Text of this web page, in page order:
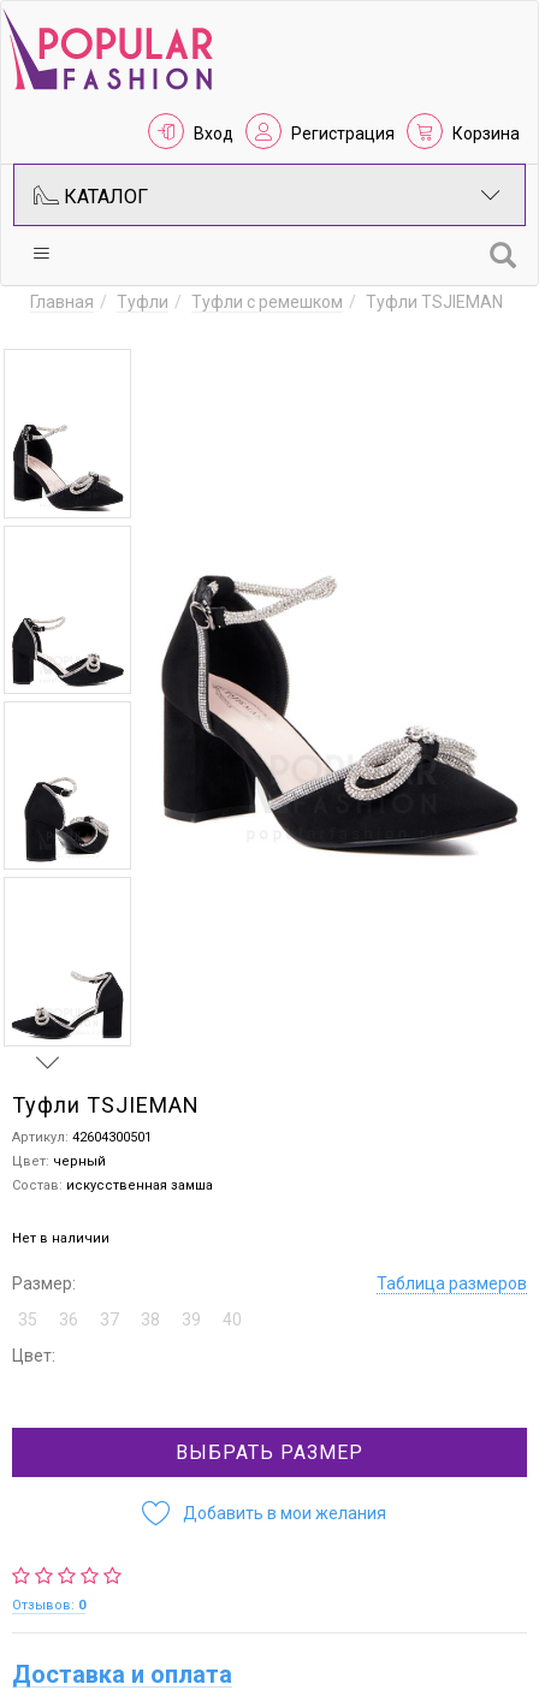
Вход Регистрация Корзина
КАТАЛОГ
Главная Туфли Туфли с ремешком Туфли TSJIEMAN
Туфли TSJIEMAN
Артикул: 42604300501
Цвет: черный
Состав: искусственная замша
Нет в наличии
Размер:
Таблица размеров
35
36 37 38 39
40
Цвет:
ВЫБРАТЬ РАЗМЕР
Добавить в мои желания
Отзывов: 0
Доставка и оплата